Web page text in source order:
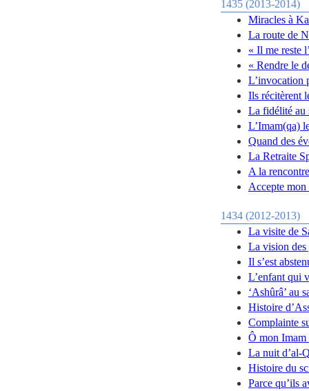
1435 (2013-2014)
Miracles à
La route de
« Il me reste
« Rendre le
L’invocation
Ils récitèrent
La fidélité au
L’Imam(qa)
Quand des
La Retraite
A la
Accepte
1434 (2012-2013)
La visite de
La vision des
Il s’est
L’enfant qui
‘Ashûrâ’ au
Histoire
Complainte
Ô mon Imam
La nuit d’al-
Histoire du
Parce qu’ils